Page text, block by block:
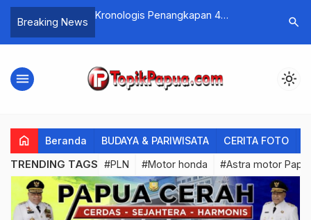
Breaking News
Kronologis Penangkapan 4
Jajaran
search
menu light_mode
home Beranda BUDAYA & PARIWISATA CERITA FOTO
TRENDING TAGS #PLN #Motor honda #Astra motor